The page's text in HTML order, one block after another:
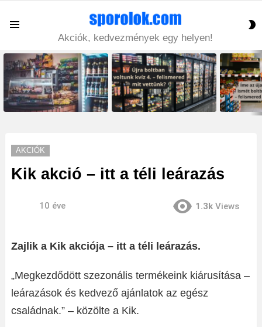
Akciók, kedvezmények egy helyen!
LATEST
STORIES
AKCIÓK
Kik akció – itt a téli leárazás
10 éve 1.3k Views
Zajlik a Kik akciója – itt a téli leárazás.
„Megkezdődött szezonális termékeink kiárusítása –
leárazások és kedvező ajánlatok az egész
családnak.” – közölte a Kik.